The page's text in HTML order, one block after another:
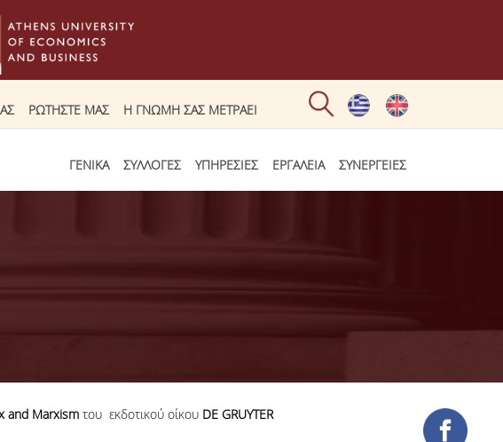
ΡΩΤΗΣΤΕ ΜΑΣ Η ΓΝΩΜΗ ΣΑΣ ΜΕΤΡΑΕΙ
ΓΕΝΙΚΑ ΣΥΛΛΟΓΕΣ ΥΠΗΡΕΣΙΕΣ ΕΡΓΑΛΕΙΑ ΣΥΝΕΡΓΕΙΕΣ
and Marxismτου εκδοτικού οίκου DE GRUYTER